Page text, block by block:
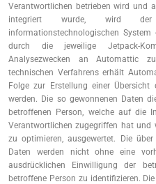
Verantwortlichen betrieben wird und
integriert wurde, wird
informationstechnologischen
durch die jeweilige Jetpack-
Analysezwecken an Automattic
technischen Verfahrens erhält
Folge zur Erstellung einer Übersicht
werden. Die so gewonnenen Daten
betroffenen Person, welche auf die
Verantwortlichen zugegriffen hat und
zu optimieren, ausgewertet. Die
Daten werden nicht ohne eine
ausdrücklichen Einwilligung der
betroffene Person zu identifizieren.